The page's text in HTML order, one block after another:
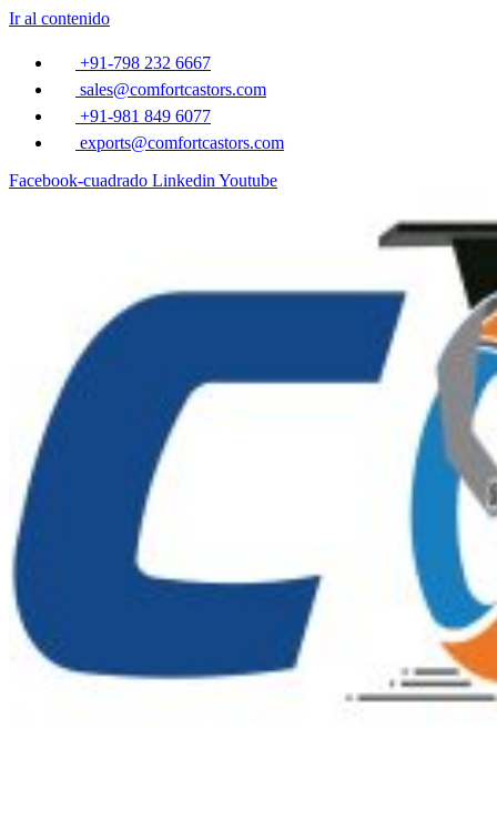
Ir al contenido
+91-798 232 6667
sales@comfortcastors.com
+91-981 849 6077
exports@comfortcastors.com
Facebook-cuadrado Linkedin Youtube